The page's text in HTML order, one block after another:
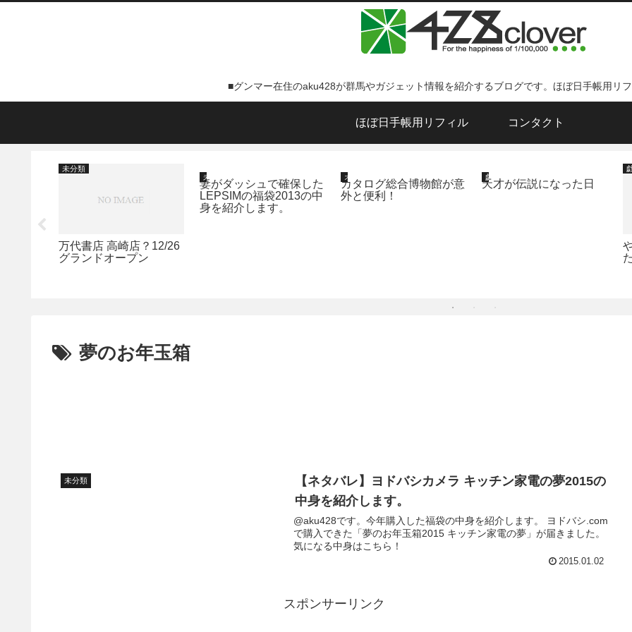
■グンマー在住のaku428が群馬やガジェット情報を紹介するブログです。ほぼ日手帳用リ
ほぼ日手帳用リフィル コンタクト
未分類
万代書店 高崎店？12/26
グランドオープン
未分類
妻がダッシュで確保した
LEPSIMの福袋2013の中
身を紹介します。
オススメサイト
カタログ総合博物館が意
外と便利！
戯言
天才が伝説になった日
夢のお年玉箱
未分類
【ネタバレ】ヨドバシカメラ キッチン家電の夢2015の
中身を紹介します。
@aku428です。今年購入した福袋の中身を紹介します。 ヨドバシ.com
で購入できた「夢のお年玉箱2015 キッチン家電の夢」が届きました。
気になる中身はこちら！
2015.01.02
スポンサーリンク